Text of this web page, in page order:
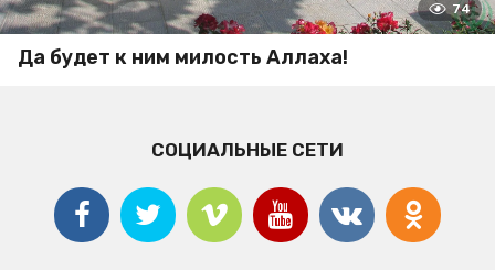
74
Да будет к ним милость Аллаха!
СОЦИАЛЬНЫЕ СЕТИ